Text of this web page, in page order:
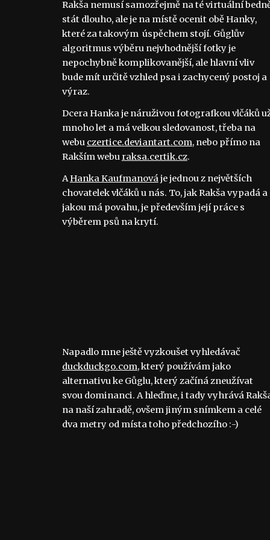
Rakša nemusí samozřejmě na té virtuální
stát dlouho, ale je na místě ocenit obě Hanky,
které za takovým úspěchem stojí. Gůglův
algoritmus výběru nejvhodnější fotky je
nepochybně komplikovanější, ale hlavní vliv
bude mít určitě vzhled psa i zachycený postoj a
výraz.
Dcera Hanka je náruživou fotografkou vlčáků
mnoho let a má velkou sledovanost, třeba na
webu czertice.deviantart.com, nebo přímo na
Rakším webu raksa.certik.cz.
AHanka Kaufmanováje jednou z největších
chovatelek vlčáků u nás. To, jak Rakša vypadá a
jakou má povahu, je především její práce s
výběrem psů na krytí.
Napadlo mne ještě vyzkoušet vyhledávač
duckduckgo.com, který používám jako
alternativu ke Gůglu, který začíná zneužívat
svou dominanci. A hleďme, i tady vyhrává
na naší zahradě, ovšem jiným snímkem a celé
dva metry od místa toho předchozího :-)